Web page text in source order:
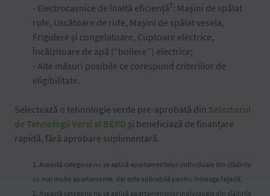
- Electrocasnice de înaltă eficiență7: Mașini de spălat
rufe, Uscătoare de rufe, Mașini de spălat vesela,
Frigidere și congelatoare, Cuptoare electrice,
Încălzitoare de apă (“boilere”) electrice;
- Alte măsuri posibile ce corespund criteriilor de
eligibilitate.
Selectează o tehnologie verde pre‑aprobată din Selectorul
de Tehnologii Verzi al BERD și beneficiază de finanțare
rapidă, fără aprobare suplimentară.
1. Această categorie nu se aplică apartamentelor individuale din clădirile
cu mai multe apartamente, dar este aplicabilă pentru întreaga fațadă.
2. Această categorie nu se aplică apartamentelor individuale din clădirile